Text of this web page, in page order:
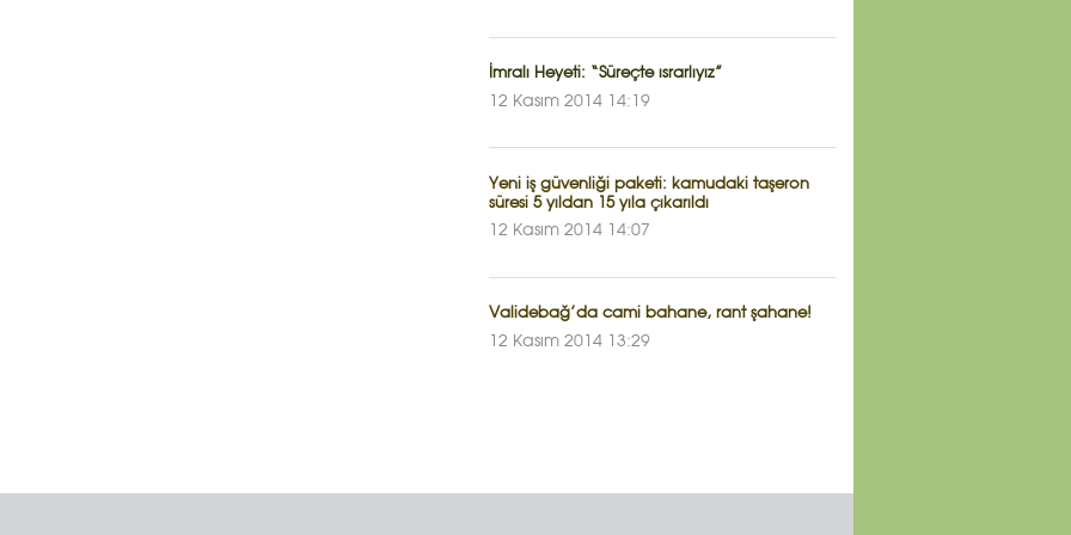
İmralı Heyeti: “Süreçte ısrarlıyız”
12 Kasım 2014 14:19
Yeni iş güvenliği paketi: kamudaki taşeron
süresi 5 yıldan 15 yıla çıkarıldı
12 Kasım 2014 14:07
Validebağ’da cami bahane, rant şahane!
12 Kasım 2014 13:29